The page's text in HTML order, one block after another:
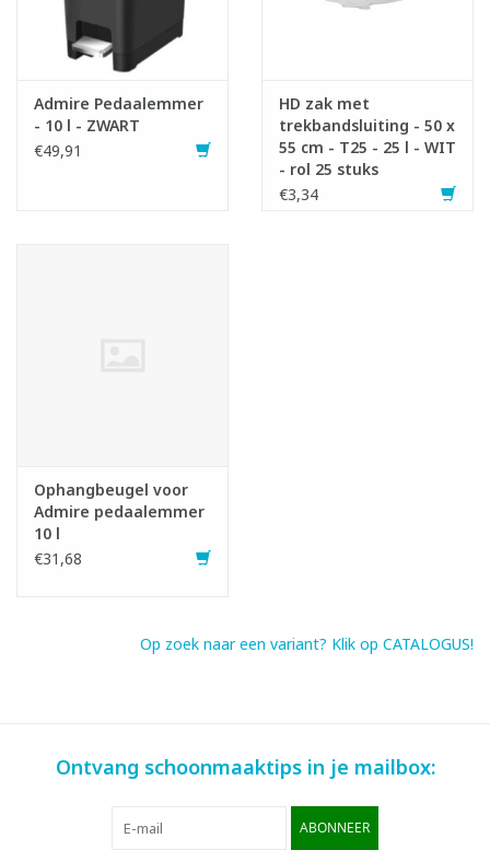
Infofiche
Admire Pedaalemmer
- 10 l - ZWART
€49,91
HD zak met
trekbandsluiting - 50 x
55 cm - T25 - 25 l - WIT
- rol 25 stuks
€3,34
Ophangbeugel voor
Admire pedaalemmer
10 l
€31,68
Op zoek naar een variant? Klik op CATALOGUS!
Ontvang schoonmaaktips in je mailbox:
ABONNEER